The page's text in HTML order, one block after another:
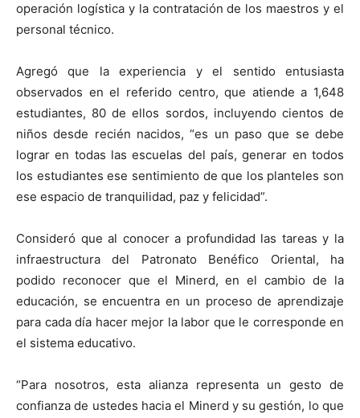
operación logística y la contratación de los maestros y el
personal técnico.
Agregó que la experiencia y el sentido entusiasta
observados en el referido centro, que atiende a 1,648
estudiantes, 80 de ellos sordos, incluyendo cientos de
niños desde recién nacidos, “es un paso que se debe
lograr en todas las escuelas del país, generar en todos
los estudiantes ese sentimiento de que los planteles son
ese espacio de tranquilidad, paz y felicidad”.
Consideró que al conocer a profundidad las tareas y la
infraestructura del Patronato Benéfico Oriental, ha
podido reconocer que el Minerd, en el cambio de la
educación, se encuentra en un proceso de aprendizaje
para cada día hacer mejor la labor que le corresponde en
el sistema educativo.
“Para nosotros, esta alianza representa un gesto de
confianza de ustedes hacia el Minerd y su gestión, lo que